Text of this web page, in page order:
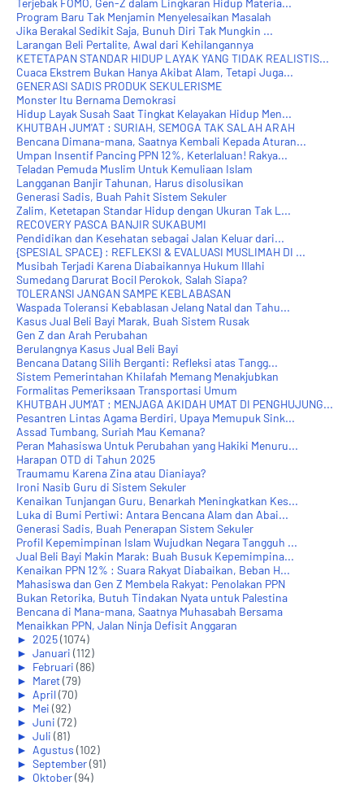
Terjebak FOMO, Gen-Z dalam Lingkaran Hidup Materia...
Program Baru Tak Menjamin Menyelesaikan Masalah
Jika Berakal Sedikit Saja, Bunuh Diri Tak Mungkin ...
Larangan Beli Pertalite, Awal dari Kehilangannya
KETETAPAN STANDAR HIDUP LAYAK YANG TIDAK REALISTIS...
Cuaca Ekstrem Bukan Hanya Akibat Alam, Tetapi Juga...
GENERASI SADIS PRODUK SEKULERISME
Monster Itu Bernama Demokrasi
Hidup Layak Susah Saat Tingkat Kelayakan Hidup Men...
KHUTBAH JUM'AT : SURIAH, SEMOGA TAK SALAH ARAH
Bencana Dimana-mana, Saatnya Kembali Kepada Aturan...
Umpan Insentif Pancing PPN 12%, Keterlaluan! Rakya...
Teladan Pemuda Muslim Untuk Kemuliaan Islam
Langganan Banjir Tahunan, Harus disolusikan
Generasi Sadis, Buah Pahit Sistem Sekuler
Zalim, Ketetapan Standar Hidup dengan Ukuran Tak L...
RECOVERY PASCA BANJIR SUKABUMI
Pendidikan dan Kesehatan sebagai Jalan Keluar dari...
{SPESIAL SPACE} : REFLEKSI & EVALUASI MUSLIMAH DI ...
Musibah Terjadi Karena Diabaikannya Hukum Illahi
Sumedang Darurat Bocil Perokok, Salah Siapa?
TOLERANSI JANGAN SAMPE KEBLABASAN
Waspada Toleransi Kebablasan Jelang Natal dan Tahu...
Kasus Jual Beli Bayi Marak, Buah Sistem Rusak
Gen Z dan Arah Perubahan
Berulangnya Kasus Jual Beli Bayi
Bencana Datang Silih Berganti: Refleksi atas Tangg...
Sistem Pemerintahan Khilafah Memang Menakjubkan
Formalitas Pemeriksaan Transportasi Umum
KHUTBAH JUM'AT : MENJAGA AKIDAH UMAT DI PENGHUJUNG...
Pesantren Lintas Agama Berdiri, Upaya Memupuk Sink...
Assad Tumbang, Suriah Mau Kemana?
Peran Mahasiswa Untuk Perubahan yang Hakiki Menuru...
Harapan OTD di Tahun 2025
Traumamu Karena Zina atau Dianiaya?
Ironi Nasib Guru di Sistem Sekuler
Kenaikan Tunjangan Guru, Benarkah Meningkatkan Kes...
Luka di Bumi Pertiwi: Antara Bencana Alam dan Abai...
Generasi Sadis, Buah Penerapan Sistem Sekuler
Profil Kepemimpinan Islam Wujudkan Negara Tangguh ...
Jual Beli Bayi Makin Marak: Buah Busuk Kepemimpina...
Kenaikan PPN 12% : Suara Rakyat Diabaikan, Beban H...
Mahasiswa dan Gen Z Membela Rakyat: Penolakan PPN
Bukan Retorika, Butuh Tindakan Nyata untuk Palestina
Bencana di Mana-mana, Saatnya Muhasabah Bersama
Menaikkan PPN, Jalan Ninja Defisit Anggaran
► 2025(1074)
► Januari (112)
► Februari (86)
► Maret(79)
► April(70)
► Mei (92)
► Juni (72)
► Juli (81)
► Agustus (102)
► September(91)
► Oktober(94)